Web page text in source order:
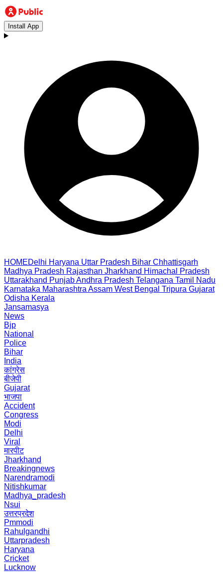
Install App
HOMEDelhi Haryana Uttar Pradesh Bihar Chhattisgarh
Madhya Pradesh Rajasthan Jharkhand Himachal Pradesh
Uttarakhand PunjabAndhra Pradesh Telangana Tamil Nadu
Karnataka Maharashtra Assam West Bengal Tripura Gujarat
Odisha Kerala
Jansamasya
News
Bjp
National
Police
Bihar
India
कांग्रेस
बीजेपी
Gujarat
भाजपा
Accident
Congress
Modi
Delhi
Viral
मारपीट
Jharkhand
Breakingnews
Narendramodi
Nitishkumar
Madhya_pradesh
Nsui
उत्तरप्रदेश
Pmmodi
Rahulgandhi
Uttarpradesh
Haryana
Cricket
Lucknow